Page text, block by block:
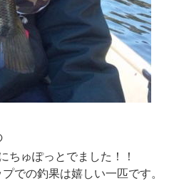
ちゅぽっとでました！！
での釣果は嬉しい一匹です。